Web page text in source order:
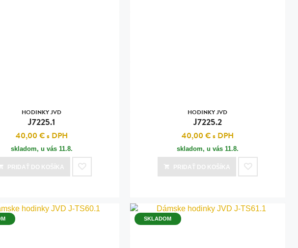
HODINKY JVD
J7225.1
40,00 €s DPH
skladom, u vás 11.8.
PRIDAŤDO KOŠÍKA
HODINKY JVD
J7225.2
40,00 €s DPH
skladom, u vás 11.8.
PRIDAŤDO KOŠÍKA
SKLADOM